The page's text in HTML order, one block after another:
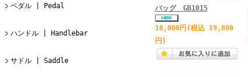
ペダル | Pedal
ハンドル | Handlebar
サドル | Saddle
バッグ GB1015
18,000円 (税込 19,800
円)